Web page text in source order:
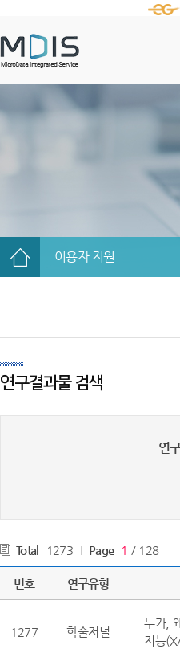
이용자 지원
연구결과물 검색
연
Total 1273 Page 1 / 128
번호 연구유형
1277 학술저널
누가,
지능